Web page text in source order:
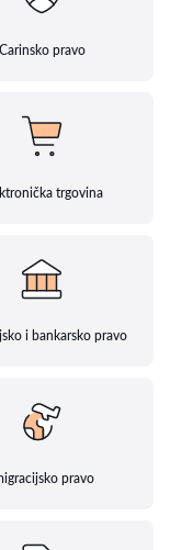
Carinsko pravo
trgovina
i bankarsko pravo
pravo